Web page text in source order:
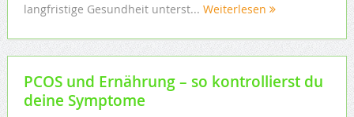
langfristige Gesundheit unterst... Weiterlesen
PCOS und Ernährung – so kontrollierst du
deine Symptome